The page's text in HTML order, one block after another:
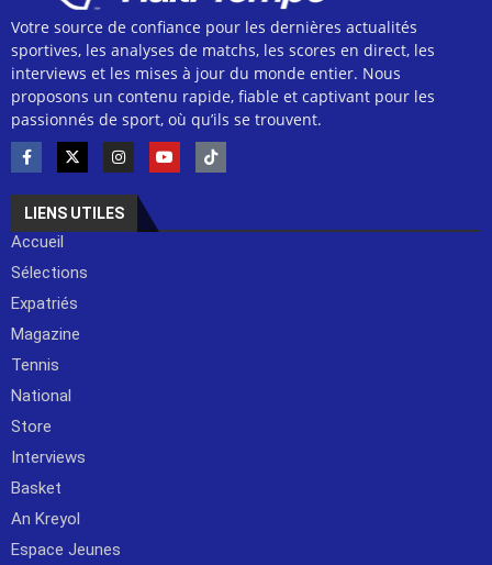
Votre source de confiance pour les dernières actualités
sportives, les analyses de matchs, les scores en direct, les
interviews et les mises à jour du monde entier. Nous
proposons un contenu rapide, fiable et captivant pour les
passionnés de sport, où qu’ils se trouvent.
LIENS UTILES
Accueil
Sélections
Expatriés
Magazine
Tennis
National
Store
Interviews
Basket
An Kreyol
Espace Jeunes